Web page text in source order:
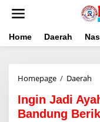
Home Daerah
Homepage / Daerah
Ingin Jadi
Bandung